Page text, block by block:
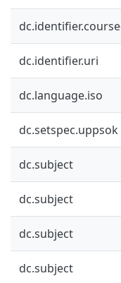
dc.identifier.uri
dc.language.iso
dc.setspec.uppsok
dc.subject
dc.subject
dc.subject
dc.subject